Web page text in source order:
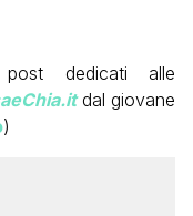
post dedicati alle
dal giovane
)